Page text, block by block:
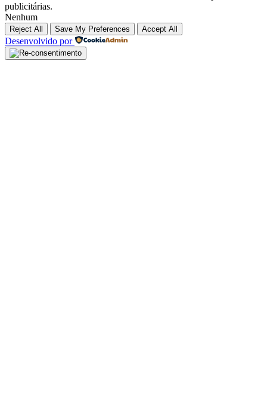
publicitárias.
Nenhum
Reject All Save My Preferences Accept All
Desenvolvido por